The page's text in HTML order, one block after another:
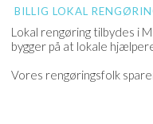
BILLIG LOKAL
Lokal rengøring tilbydes i
bygger på at lokale
Vores rengøringsfolk